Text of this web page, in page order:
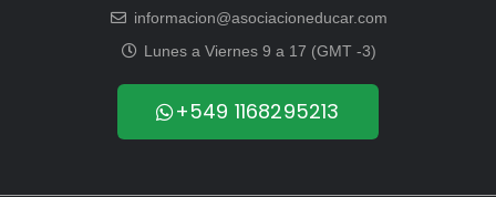
informacion@asociacioneducar.com
Lunes a Viernes 9 a 17 (GMT -3)
+549 1168295213